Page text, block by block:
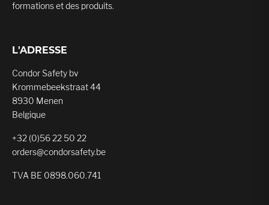
formations et des produits.
L'ADRESSE
Condor Safety bv
Krommebeekstraat 44
8930 Menen
Belgique
+32 (0)56 22 50 22
orders@condorsafety.be
TVA BE 0898.060.741